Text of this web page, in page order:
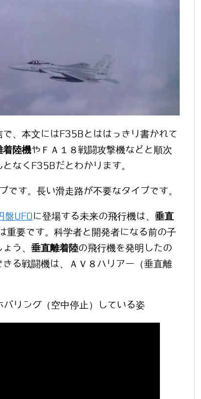
、本文にはF35Bとははっきり書かれて
着陸機やＦＡ１８戦闘攻撃機などと順次
なくF35Bだとわかります。
です。長い滑走路が不要なタイプです。
盤UFOに登場する未来の飛行機は、 垂直
重要です。科学者と開発者になる前の子
う、 垂直離着陸の飛行機を発明したの
る戦闘機は、ＡＶ８ハリアー（垂直離
リング（空中停止）している姿